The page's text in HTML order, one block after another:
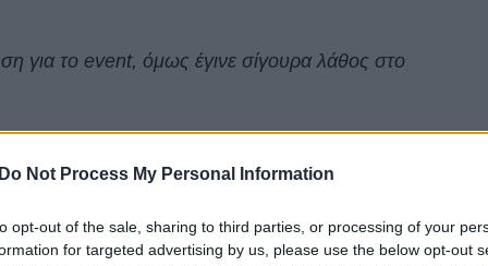
Do Not Process My Personal Information
opt-out of the sale, sharing to third parties, or processing of your
for targeted advertising by us, please use the below opt-out
για το event, όμως έγινε σίγουρα λάθος στο
της χρονιάς; Η κόρη της
την αγαπημένη της,Cynthia
θα φορέσω κι εγώ στολή για να κάνω την τελετή»,